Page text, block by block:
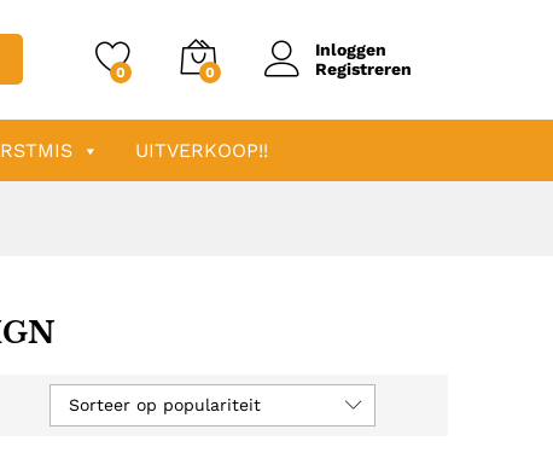
0 0
Inloggen
Registreren
UITVERKOOP!!
Sorteer op populariteit